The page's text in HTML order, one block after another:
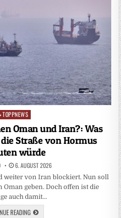
TOPPNEWS
Oman und Iran?: Was
Straße von Hormus
würde
6. AUGUST 2026
weiter von Iran blockiert. Nun soll
Oman geben. Doch offen ist die
auch damit…
READING